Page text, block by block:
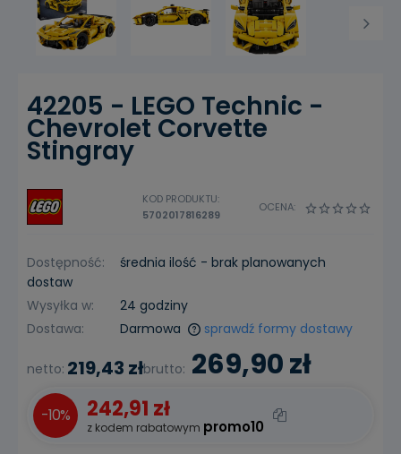
42205 - LEGO Technic -
Chevrolet Corvette
Stingray
OCENA:
KOD PRODUKTU:
5702017816289
Dostępność:
średnia ilość - brak planowanych
dostaw
Wysyłka w:
24 godziny
Dostawa:
Darmowa sprawdź formy dostawy
brutto: 269,90 zł
netto: 219,43 zł
-10% 242,91 zł
z kodem rabatowym promo10